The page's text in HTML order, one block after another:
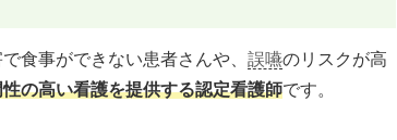
食事ができない患者さんや、 誤嚥のリスクが高
の高い看護を提供する認定看護師です。